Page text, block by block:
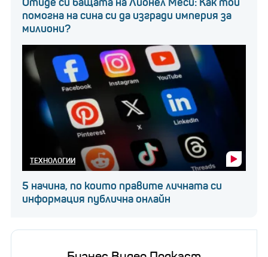
тестването за безопасност и продажба на
„надеждни продукти“ и отрече слуховете.
Отиде си бащата на Лионел Меси: Как той
помогна на сина си да изгради империя за
милиони?
ТЕХНОЛОГИИ
5 начина, по които правите личната си
информация публична онлайн